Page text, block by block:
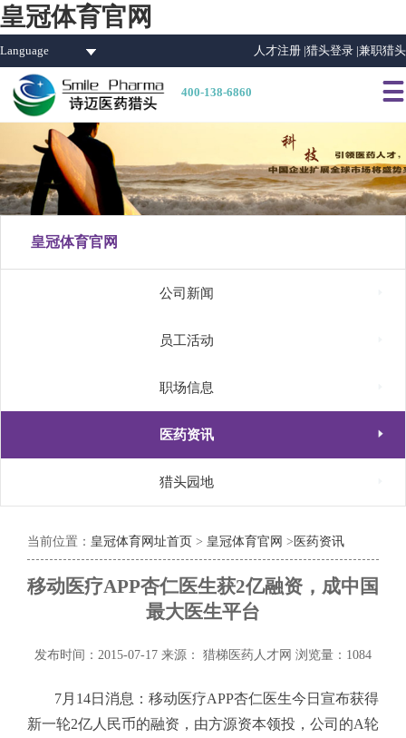
皇冠体育官网
Language 人才注册 |猎头登录 |兼职猎头
400-138-6860 
皇冠体育官网
公司新闻
员工活动
职场信息
医药资讯 
猎头园地
当前位置： 皇冠体育网址首页 > 皇冠体育官网 > 医药资讯
移动医疗APP杏仁医生获2亿融资，成中国
最大医生平台
发布时间：2015-07-17 来源： 猎梯医药人才网 浏览量：1084
7月14日消息：移动医疗APP杏仁医生今日宣布获得
新一轮2亿人民币的融资，由方源资本领投，公司的A轮